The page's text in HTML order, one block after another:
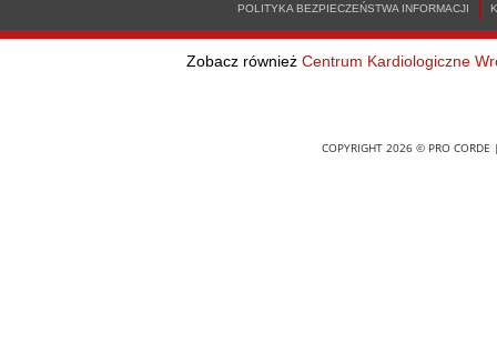
POLITYKA BEZPIECZEŃSTWA INFORMACJI
Zobacz również Centrum Kardiologiczne
COPYRIGHT 2026 © PRO CORDE